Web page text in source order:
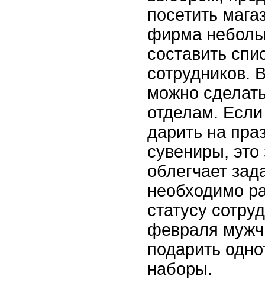
посетить
фирма
составить
сотрудников.
можно
отделам.
дарить на
сувениры, это
облегчает
необходимо
статусу
февраля
подарить
наборы.